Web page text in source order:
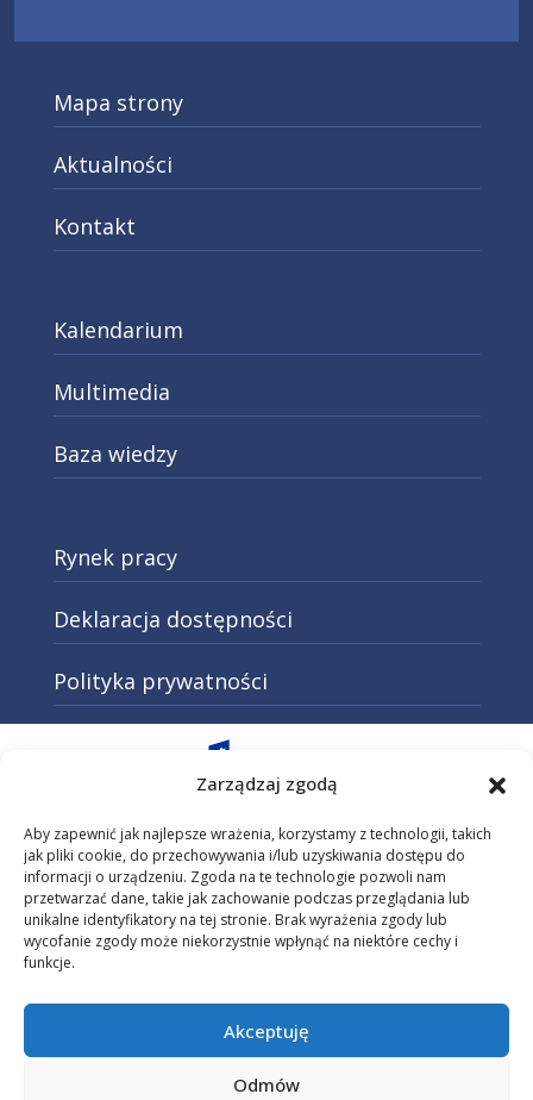
Zarządzaj zgodą
Aby zapewnić jak najlepsze wrażenia, korzystamy z technologii, takich
jak pliki cookie, do przechowywania i/lub uzyskiwania dostępu do
informacji o urządzeniu. Zgoda na te technologie pozwoli nam
przetwarzać dane, takie jak zachowanie podczas przeglądania lub
unikalne identyfikatory na tej stronie. Brak wyrażenia zgody lub
wycofanie zgody może niekorzystnie wpłynąć na niektóre cechy i
funkcje.
Akceptuję
Odmów
Mapa strony
Aktualności
Kontakt
Kalendarium
Multimedia
Baza wiedzy
Rynek pracy
Deklaracja dostępności
Polityka prywatności
Otwarcie w nowej karcie:
Otwarcie w nowej karcie: Przejdź
Strona projektu dofinansowana przez Unię Europejską z programu
Projekt „Małopolski pociąg do kariery – sezon 1” realizowany jest